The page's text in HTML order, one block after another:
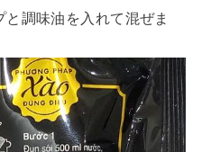
調味油を入れて混ぜま